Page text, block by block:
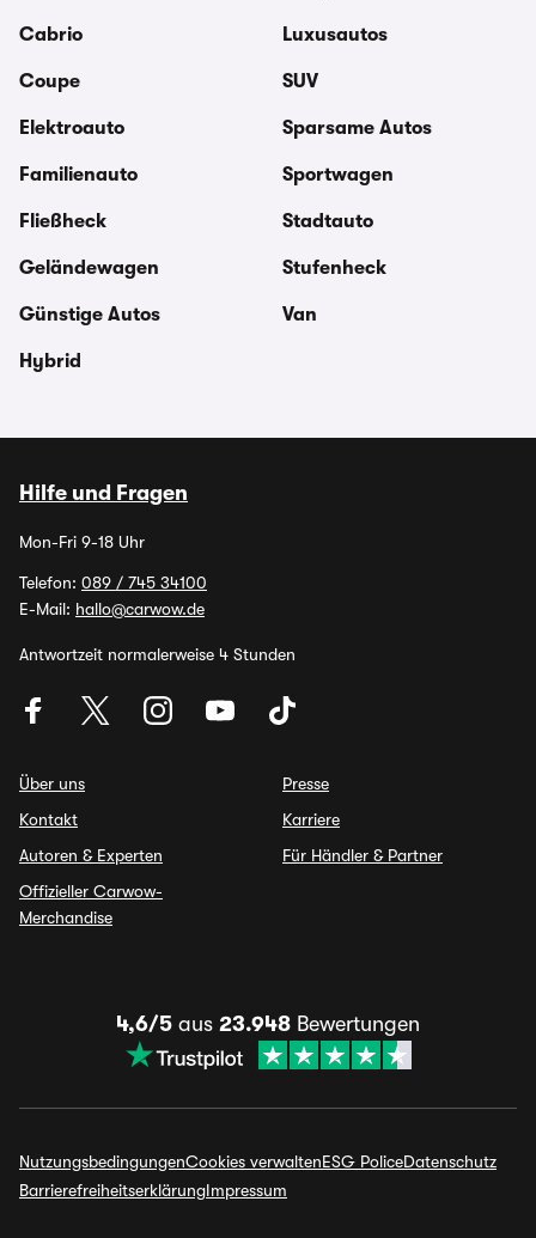
Cabrio
Coupe
Elektroauto
Familienauto
Fließheck
Geländewagen
Günstige Autos
Hybrid
Luxusautos
SUV
Sparsame Autos
Sportwagen
Stadtauto
Stufenheck
Van
Hilfe und Fragen
Mon-Fri 9-18 Uhr
Telefon: 089 / 745 34100
E-Mail: hallo@carwow.de
Antwortzeit normalerweise 4 Stunden
Über uns
Kontakt
Autoren & Experten
Offizieller Carwow-
Merchandise
Presse
Karriere
Für Händler & Partner
4,6/5 aus 23.948 Bewertungen
NutzungsbedingungenCookies verwaltenESG PoliceDatenschutz
BarrierefreiheitserklärungImpressum